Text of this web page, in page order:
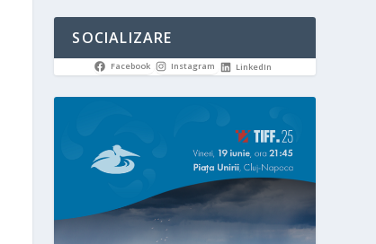
SOCIALIZARE
Facebook Instagram LinkedIn